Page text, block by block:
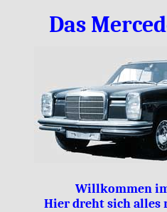
Das
Willkommen
Hier dreht sich alles